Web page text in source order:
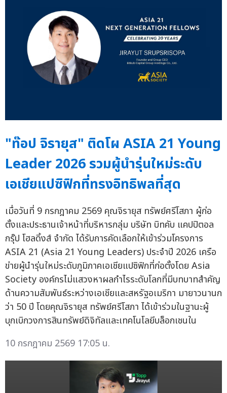
"ท๊อป จิรายุส" ติดโผ ASIA 21 Young
Leader 2026 รวมผู้นำรุ่นใหม่ระดับ
เอเชียแปซิฟิกที่ทรงอิทธิพลที่สุด
เมื่อวันที่ 9 กรกฎาคม 2569 คุณจิรายุส ทรัพย์ศรีโสภา ผู้ก่อ
ตั้งและประธานเจ้าหน้าที่บริหารกลุ่ม บริษัท บิทคับ แคปปิตอล
กรุ๊ป โฮลดิ้งส์ จำกัด ได้รับการคัดเลือกให้เข้าร่วมโครงการ
ASIA 21 (Asia 21 Young Leaders) ประจำปี 2026 เครือ
ข่ายผู้นำรุ่นใหม่ระดับภูมิภาคเอเชียแปซิฟิกที่ก่อตั้งโดย Asia
Society องค์กรไม่แสวงหาผลกำไรระดับโลกที่มีบทบาทสำคัญ
ด้านความสัมพันธ์ระหว่างเอเชียและสหรัฐอเมริกา มายาวนานก
ว่า 50 ปี โดยคุณจิรายุส ทรัพย์ศรีโสภา ได้เข้าร่วมในฐานะผู้
บุกเบิกวงการสินทรัพย์ดิจิทัลและเทคโนโลยีบล็อกเชนใน
10 กรกฎาคม 2569 17:05 น.